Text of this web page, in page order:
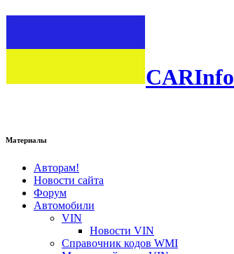
CARInfo
Материалы
Авторам!
Новости сайта
Форум
Автомобили
VIN
Новости VIN
Справочник кодов WMI